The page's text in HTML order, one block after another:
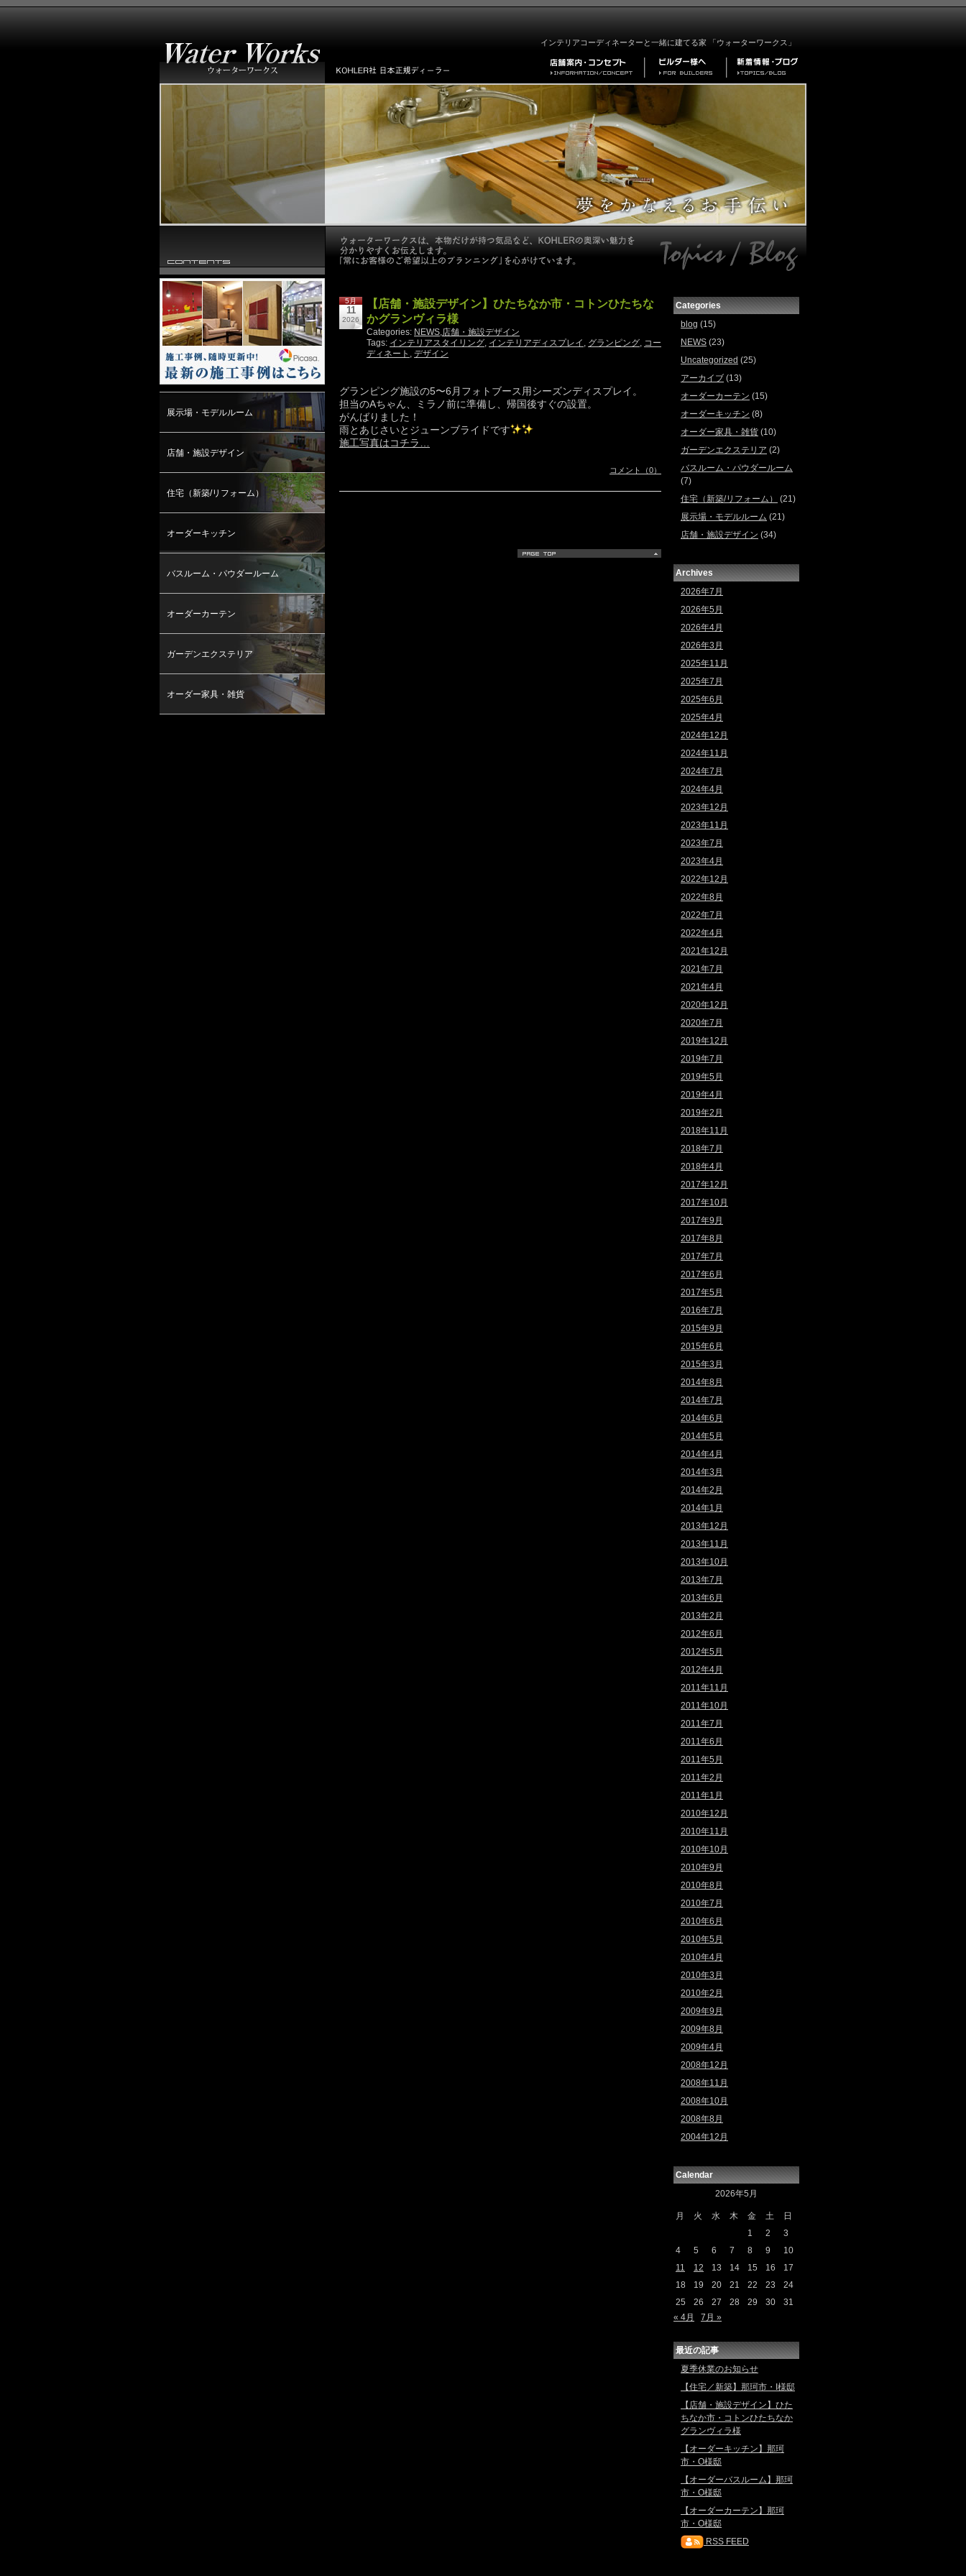
インテリアコーディネーターと一緒に建てる家 「ウォーターワークス」
展示場・モデルルーム
店舗・施設デザイン
住宅（新築/リフォーム）
オーダーキッチン
バスルーム・パウダールーム
オーダーカーテン
ガーデンエクステリア
オーダー家具・雑貨
5月
11
2026
【店舗・施設デザイン】ひたちなか市・コトンひたちな
かグランヴィラ様
Categories: NEWS 店舗・施設デザイン
Tags: インテリアスタイリング インテリアディスプレイ グランピング
コー
ディネート
デザイン
グランピング施設の5〜6月フォトブース用シーズンディスプレイ。
担当のAちゃん、ミラノ前に準備し、帰国後すぐの設置。
がんばりました！
雨とあじさいとジューンブライドです
施工写真はコチラ…
コメント（0）
Categories
blog (15)
NEWS (23)
Uncategorized (25)
アーカイブ (13)
オーダーカーテン (15)
オーダーキッチン (8)
オーダー家具・雑貨 (10)
ガーデンエクステリア (2)
バスルーム・パウダールーム
(7)
住宅（新築/リフォーム）
(21)
展示場・モデルルーム (21)
店舗・施設デザイン (34)
Archives
2026年7月
2026年5月
2026年4月
2026年3月
2025年11月
2025年7月
2025年6月
2025年4月
2024年12月
2024年11月
2024年7月
2024年4月
2023年12月
2023年11月
2023年7月
2023年4月
2022年12月
2022年8月
2022年7月
2022年4月
2021年12月
2021年7月
2021年4月
2020年12月
2020年7月
2019年12月
2019年7月
2019年5月
2019年4月
2019年2月
2018年11月
2018年7月
2018年4月
2017年12月
2017年10月
2017年9月
2017年8月
2017年7月
2017年6月
2017年5月
2016年7月
2015年9月
2015年6月
2015年3月
2014年8月
2014年7月
2014年6月
2014年5月
2014年4月
2014年3月
2014年2月
2014年1月
2013年12月
2013年11月
2013年10月
2013年7月
2013年6月
2013年2月
2012年6月
2012年5月
2012年4月
2011年11月
2011年10月
2011年7月
2011年6月
2011年5月
2011年2月
2011年1月
2010年12月
2010年11月
2010年10月
2010年9月
2010年8月
2010年7月
2010年6月
2010年5月
2010年4月
2010年3月
2010年2月
2009年9月
2009年8月
2009年4月
2008年12月
2008年11月
2008年10月
2008年8月
2004年12月
Calendar
2026年5月
月 火 水 木 金 土
日
1
2
3
4
5 6 7 8 9
10
11
12 13 14 15 16
17
18
19 20 21 22 23
24
25
26 27 28 29 30
31
« 4月
7月 »
最近の記事
夏季休業のお知らせ
【住宅／新築】那珂市・I様邸
【店舗・施設デザイン】ひた
ちなか市・コトンひたちなか
グランヴィラ様
【オーダーキッチン】那珂
市・O様邸
【オーダーバスルーム】那珂
市・O様邸
【オーダーカーテン】那珂
市・O様邸
RSS FEED